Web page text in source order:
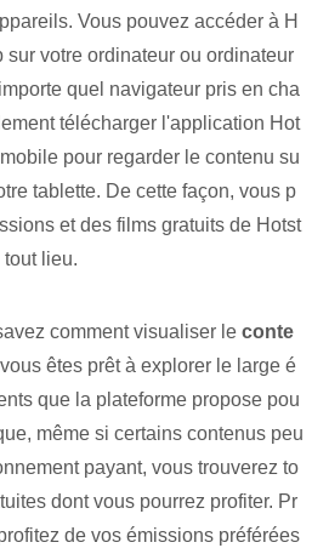
Vous pouvez accéder à H
sur votre ordinateur ou ordinateur
quel navigateur pris en cha
télécharger l'application Hot
pour regarder le contenu su
tablette. De cette façon, vous p
et des films gratuits de Hotst
tout lieu.
comment visualiser le conte
êtes prêt à explorer le large é
que la plateforme propose pou
même si certains contenus peu
payant, vous trouverez to
dont vous pourrez profiter. Pr
de vos ‌émissions préférées